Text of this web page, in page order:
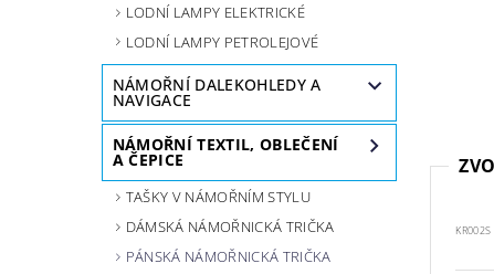
LODNÍ LAMPY ELEKTRICKÉ
LODNÍ LAMPY PETROLEJOVÉ
NÁMOŘNÍ DALEKOHLEDY A
NAVIGACE
NÁMOŘNÍ TEXTIL, OBLEČENÍ
A ČEPICE
TAŠKY V NÁMOŘNÍM STYLU
DÁMSKÁ NÁMOŘNICKÁ TRIČKA
PÁNSKÁ NÁMOŘNICKÁ TRIČKA
KR002S